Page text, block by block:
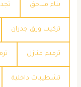
بناء ملاحق
تركيب ورق جدران
ترميم منازل
تشطيبات داخلية